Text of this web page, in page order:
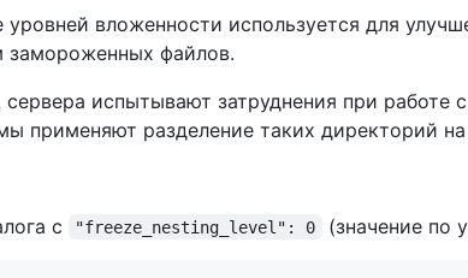
уровней вложенности используется для
замороженных файлов.
сервера испытывают затруднения при
применяют разделение таких директорий
с
"freeze_nesting_level": 0 (значение по